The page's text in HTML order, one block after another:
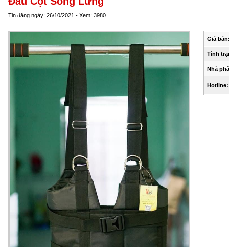
Tin đăng ngày: 26/10/2021 - Xem: 3980
Giá
Tình
Nhà
Hotline: